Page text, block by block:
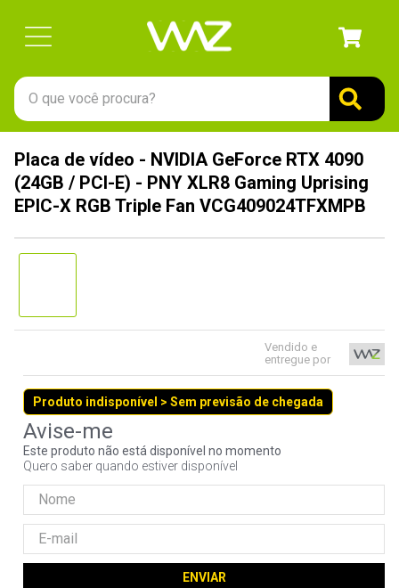
O que você procura?
Placa de vídeo - NVIDIA GeForce RTX 4090
(24GB / PCI-E) - PNY XLR8 Gaming Uprising
EPIC-X RGB Triple Fan VCG409024TFXMPB
Vendido e
entregue por
Produto indisponível > Sem previsão de chegada
Este produto não está disponível no momento
Quero saber quando estiver disponível
ENVIAR
1º
gabinete
2º
keychron
8º
controle
9º
fractal
10º ventoinha